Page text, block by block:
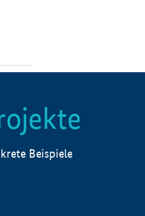
Beispiele